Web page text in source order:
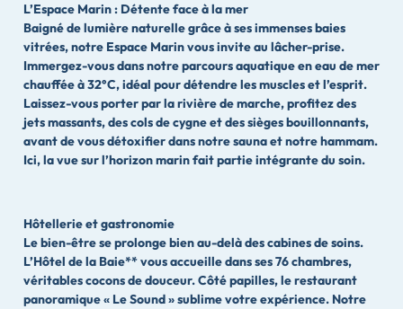
L’Espace Marin : Détente face à la mer
Baigné de lumière naturelle grâce à ses immenses baies
vitrées, notre Espace Marin vous invite au lâcher-prise.
Immergez-vous dans notre parcours aquatique en eau de mer
chauffée à 32°C, idéal pour détendre les muscles et l’esprit.
Laissez-vous porter par la rivière de marche, profitez des
jets massants, des cols de cygne et des sièges bouillonnants,
avant de vous détoxifier dans notre sauna et notre hammam.
Ici, la vue sur l’horizon marin fait partie intégrante du soin.
Hôtellerie et gastronomie
Le bien-être se prolonge bien au-delà des cabines de soins.
L’Hôtel de la Baie** vous accueille dans ses 76 chambres,
véritables cocons de douceur. Côté papilles, le restaurant
panoramique « Le Sound » sublime votre expérience. Notre